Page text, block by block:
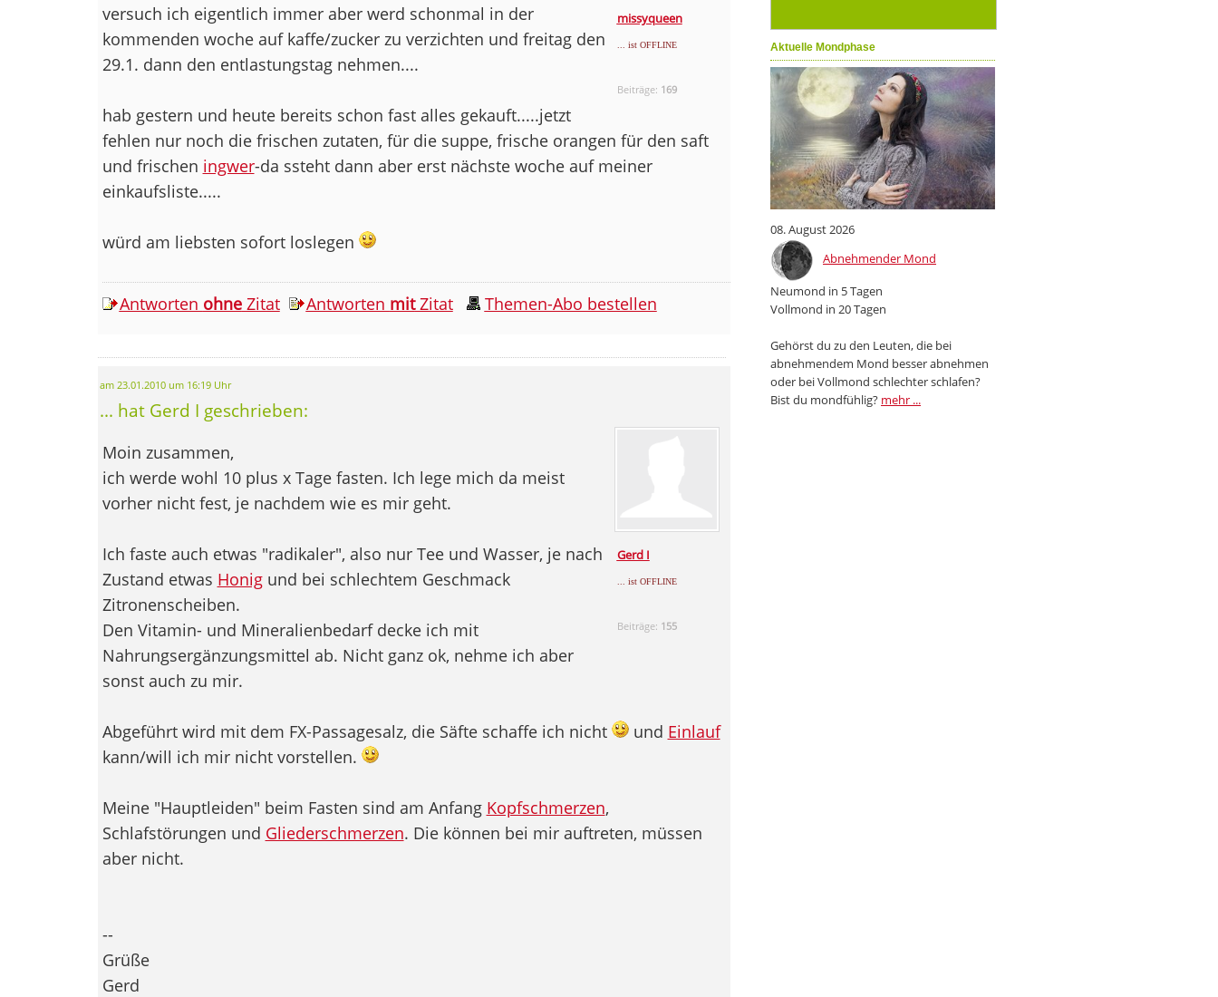
Aktuelle Mondphase
08. August 2026
Abnehmender Mond
Neumond in 5 Tagen
Vollmond in 20 Tagen
Gehörst du zu den Leuten, die bei
abnehmendem Mond besser abnehmen
oder bei Vollmond schlechter schlafen?
Bist du mondfühlig? mehr ...
missyqueen
... ist OFFLINE
Beiträge: 169
versuch ich eigentlich immer aber werd schonmal in der
kommenden woche auf kaffe/zucker zu verzichten und freitag den
29.1. dann den entlastungstag nehmen....
hab gestern und heute bereits schon fast alles gekauft.....jetzt
fehlen nur noch die frischen zutaten, für die suppe, frische orangen für den saft
und frischen ingwer-da ssteht dann aber erst nächste woche auf meiner
einkaufsliste.....
würd am liebsten sofort loslegen
Antworten ohneZitat Antworten mitZitat Themen-Abo bestellen
am 23.01.2010 um 16:19 Uhr
... hat Gerd I geschrieben:
Gerd I
... ist OFFLINE
Beiträge: 155
Moin zusammen,
ich werde wohl 10 plus x Tage fasten. Ich lege mich da meist
vorher nicht fest, je nachdem wie es mir geht.
Ich faste auch etwas "radikaler", also nur Tee und Wasser, je nach
Zustand etwas Honigund bei schlechtem Geschmack
Zitronenscheiben.
Den Vitamin- und Mineralienbedarf decke ich mit
Nahrungsergänzungsmittel ab. Nicht ganz ok, nehme ich aber
sonst auch zu mir.
Abgeführt wird mit dem FX-Passagesalz, die Säfte schaffe ich nicht und Einlauf
kann/will ich mir nicht vorstellen.
Meine "Hauptleiden" beim Fasten sind am Anfang Kopfschmerzen,
Schlafstörungen und Gliederschmerzen. Die können bei mir auftreten, müssen
aber nicht.
--
Grüße
Gerd